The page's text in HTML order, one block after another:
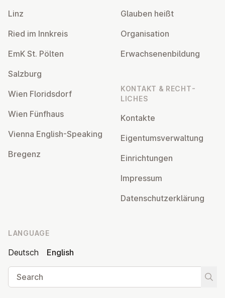
Linz
Ried im Innkreis
EmK St. Pölten
Salzburg
Wien Flor­idsdorf
Wien Fünfhaus
Vienna English-Speaking
Bregenz
Glauben heißt
Or­gan­isa­tion
Er­wach­sen­en­bildung
KONTAKT & RECHT­
LICHES
Kontakte
Ei­gentums­ver­wal­tung
Ein­rich­tun­gen
Impressum
Datens­chutzerklärung
LANGUAGE
Deutsch
English
Search